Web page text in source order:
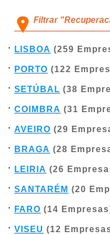
Filtrar
LISBOA (259
PORTO (122
SETÚBAL (38
COIMBRA (31
AVEIRO (29
BRAGA (28
LEIRIA (26
SANTARÉM (20
FARO (14
VISEU (12